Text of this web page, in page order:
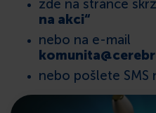
zde na stránce skrz
na akci“
nebo na e-mail
nebo pošlete SMS